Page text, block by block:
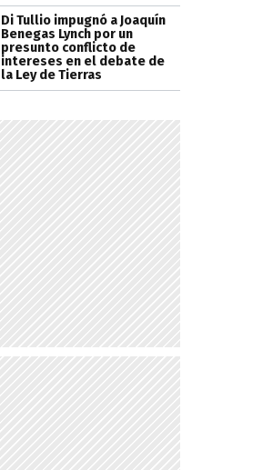
Di Tullio impugnó a Joaquín
Benegas Lynch por un
presunto conflicto de
intereses en el debate de
la Ley de Tierras